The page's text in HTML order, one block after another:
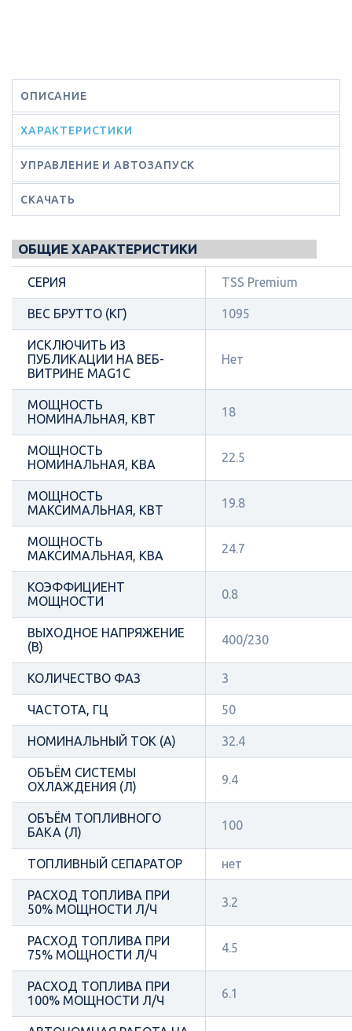
ОПИСАНИЕ
ХАРАКТЕРИСТИКИ
УПРАВЛЕНИЕ И АВТОЗАПУСК
СКАЧАТЬ
ОБЩИЕ ХАРАКТЕРИСТИКИ
СЕРИЯ TSS Premium
ВЕС БРУТТО (КГ) 1095
ИСКЛЮЧИТЬ ИЗ
ПУБЛИКАЦИИ НА ВЕБ-
ВИТРИНЕ MAG1C
Нет
МОЩНОСТЬ
НОМИНАЛЬНАЯ, КВТ
18
МОЩНОСТЬ
НОМИНАЛЬНАЯ, КВА
22.5
МОЩНОСТЬ
МАКСИМАЛЬНАЯ, КВТ
19.8
МОЩНОСТЬ
МАКСИМАЛЬНАЯ, КВА
24.7
КОЭФФИЦИЕНТ
МОЩНОСТИ
0.8
ВЫХОДНОЕ НАПРЯЖЕНИЕ
(В)
400/230
КОЛИЧЕСТВО ФАЗ 3
ЧАСТОТА, ГЦ 50
НОМИНАЛЬНЫЙ ТОК (А) 32.4
ОБЪЁМ СИСТЕМЫ
ОХЛАЖДЕНИЯ (Л)
9.4
ОБЪЁМ ТОПЛИВНОГО
БАКА (Л)
100
ТОПЛИВНЫЙ СЕПАРАТОР нет
РАСХОД ТОПЛИВА ПРИ
50% МОЩНОСТИ Л/Ч
3.2
РАСХОД ТОПЛИВА ПРИ
75% МОЩНОСТИ Л/Ч
4.5
РАСХОД ТОПЛИВА ПРИ
100% МОЩНОСТИ Л/Ч
6.1